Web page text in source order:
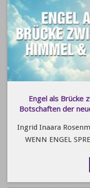
Engel als Brücke
Botschaften der
Ingrid Inaara
WENN ENGEL